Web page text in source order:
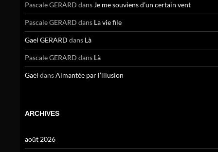
Pascale GERARD dans Je me souviens d’un certain vent
Pascale GERARD dans La vie file
Gael GERARD dans Là
Pascale GERARD dans Là
Gaël dansAimantée par l’illusion
ARCHIVES
août 2026